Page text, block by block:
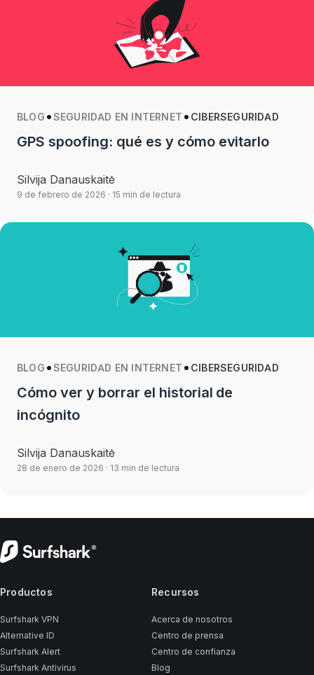
BLOG SEGURIDAD EN INTERNET CIBERSEGURIDAD
GPS spoofing: qué es y cómo evitarlo
Silvija Danauskaitė
9 de febrero de 2026 · 15 min de lectura
BLOG SEGURIDAD EN INTERNET CIBERSEGURIDAD
Cómo ver y borrar el historial de
incógnito
Silvija Danauskaitė
28 de enero de 2026 · 13 min de lectura
Productos
Surfshark VPN
Alternative ID
Surfshark Alert
Surfshark Antivirus
Recursos
Acerca de nosotros
Centro de prensa
Centro de confianza
Blog